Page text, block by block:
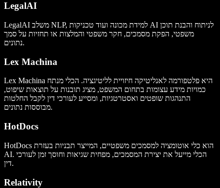
LegalAI
LegalAI משלב NLP, למידת מכונה ועוד טכניקות AI לניתוח והבנת תוכן
משפטי, הפקת מסמכים, חקר משפטי והמלצות או תחזיות על סמך
נתונים.
Lex Machina
Lex Machina היא פלטפורמה לאנליטיקה חיזויית לליטיגציה. הכלי מנתח
כמויות מידע עצומות בתחום המשפט, מציג תובנות על תוצאות שיפוט,
התנהגות שופטים ואסטרטגיות, ומסייע לעורכי דין לקבל החלטות
מבוססות נתונים.
HotDocs
HotDocs הוא כלי אוטומציה למסמכים משפטיים, המייצר תבניות בעזרת
AI. הכלי מייעל את יצירת המסמכים, מפחית שגיאות וחוסך זמן לעורכי
דין.
Relativity